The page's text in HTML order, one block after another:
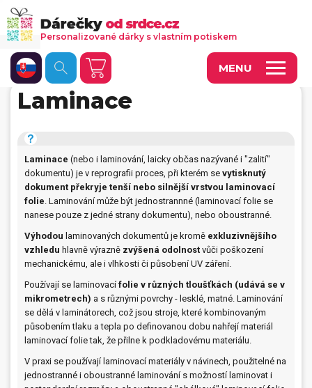
MENU
Fotoobrazy a dekorace
Kalendáře s vlastními fotkami
Trička a oděvy
Personalizované hry
Hrnečky a keramika
Doplňky do kanceláře, domácnosti, auta
Tašky, vaky, ruksaky
Dárečky
PO-PÁ 8:00 - 16:00 napíšte nám
Personalizované dárky s vlastním potiskem
Laminace
Laminace (nebo i laminování, laicky občas nazývané i "zalití"
dokumentu) je v reprografii proces, při kterém se vytisknutý
dokument překryje tenší nebo silnější vrstvou laminovací
folie. Laminování může být jednostrannné (laminovací folie se
nanese pouze z jedné strany dokumentu), nebo oboustranné.
Výhodou laminovaných dokumentů je kromě exkluzivnějšího
vzhledu hlavně výrazně zvýšená odolnost vůči poškození
mechanickému, ale i vlhkosti či působení UV záření.
Používají se laminovací folie v různých tloušťkách (udává se v
mikrometrech) a s různými povrchy - lesklé, matné. Laminování
se dělá v laminátorech, což jsou stroje, které kombinovaným
působením tlaku a tepla po definovanou dobu nahřejí materiál
laminovací folie tak, že přilne k podkladovému materiálu.
V praxi se používají laminovací materiály v návinech, použitelné na
jednostranné i oboustranné laminování s možností laminovat i